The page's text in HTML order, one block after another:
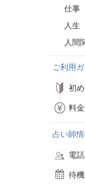
仕事
人生
人間
ご利用
初
料
占い師
電
待